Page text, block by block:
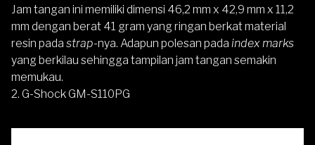
Jam tangan ini memiliki dimensi 46,2 mm x 42,9 mm x 11,2
mm dengan berat 41 gram yang ringan berkat material
resin pada strap-nya. Adapun polesan pada index marks
yang berkilau sehingga tampilan jam tangan semakin
memukau.
2. G-Shock GM-S110PG